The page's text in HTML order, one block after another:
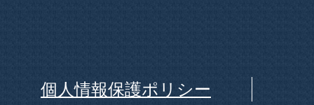
個人情報保護ポリシー